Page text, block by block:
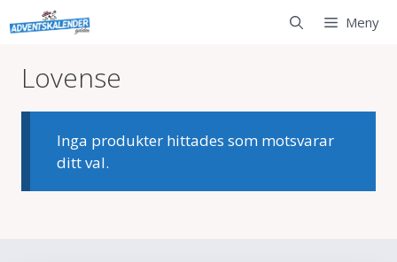
Hoppa
till
Meny
Lovense
Inga produkter hittades som motsvarar
ditt val.